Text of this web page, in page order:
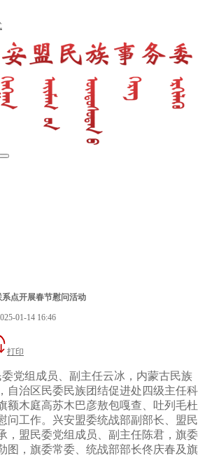
点开展春节慰问活动
01-14 16:46
打印
组成员、副主任云冰，内蒙古民族
自治区民委民族团结促进处四级主任科
额木庭高苏木巴彦敖包嘎查、吐列毛杜
问工作。兴安盟委统战部副部长、盟民
，盟民委党组成员、副主任陈君，旗委
图，旗委常委、统战部部长佟庆春及旗